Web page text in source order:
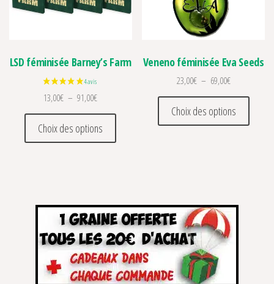
LSD féminisée Barney’s Farm
13,00€ – 91,00€Plage de prix : 13,00€ à 91,00€
Choix des options
Ce produit a plusieurs variations. Les
Veneno féminisée Eva Seeds
23,00€ – 69,00€Plage de prix
Choix des options
Ce